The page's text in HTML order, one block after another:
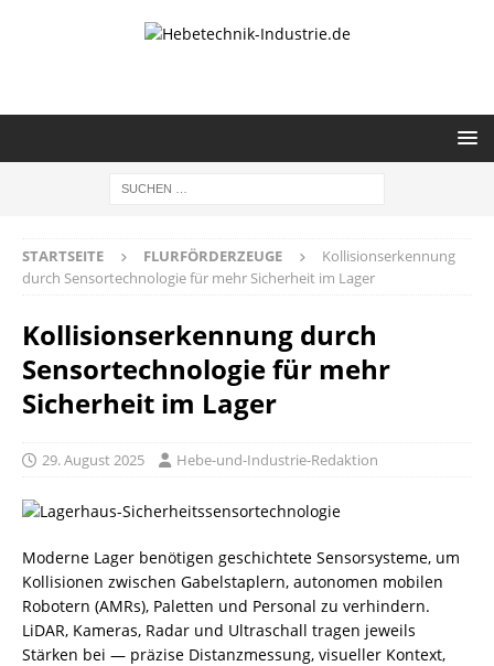
STARTSEITE FLURFÖRDERZEUGE
Kollisionserkennung
durch Sensortechnologie für mehr Sicherheit im Lager
Kollisionserkennung durch
Sensortechnologie für mehr
Sicherheit im Lager
29. August 2025 Hebe-und-Industrie-Redaktion
Moderne Lager benötigen geschichtete Sensorsysteme, um
Kollisionen zwischen Gabelstaplern, autonomen mobilen
Robotern (AMRs), Paletten und Personal zu verhindern.
LiDAR, Kameras, Radar und Ultraschall tragen jeweils
Stärken bei — präzise Distanzmessung, visueller Kontext,